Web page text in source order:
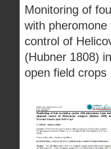
Monitoring of
with
control of
(Hubner 1808)
open field crops